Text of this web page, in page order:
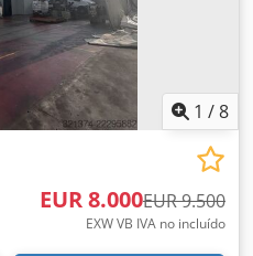
contacto magnético y
del estado.
manilla, 1 unidad
integrada. Resistente al
la puerta es de 62 mm. Se
estado. Dkedjhf I Ewepfx
contra incendios
de 1.150 € netos,
más los gastos de
1 /8
EUR 8.000EUR 9.500
EXW VB IVA no incluído